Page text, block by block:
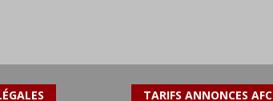
TARIFS ANNONCES AFC